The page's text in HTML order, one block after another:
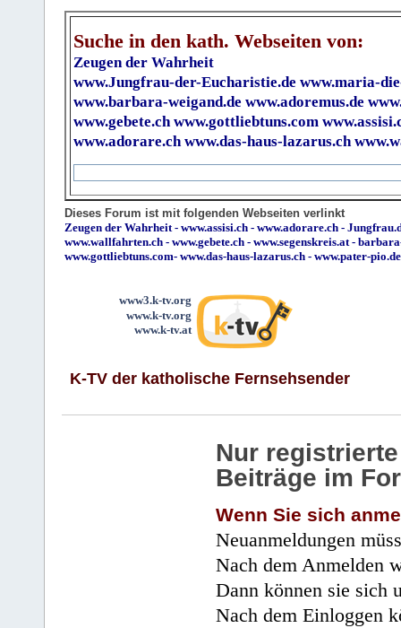
Suche in den kath. Webseiten von:
Zeugen der Wahrheit
www.Jungfrau-der-Eucharistie.de www.maria-
www.barbara-weigand.de www.adoremus.de
www.gebete.ch www.gottliebtuns.com
www.adorare.ch www.das-haus-lazarus.ch
Dieses Forum ist mit folgenden Webseiten verlinkt
Zeugen der Wahrheit- www.assisi.ch - www.adorare.ch -
www.wallfahrten.ch - www.gebete.ch - www.segenskreis.at-
www.gottliebtuns.com- www.das-haus-lazarus.ch - www.pater-pio.de
www3.k-tv.org
www.k-tv.org
www.k-tv.at
K-TV der katholische Fernsehsender
Nur
Beiträge im
Wenn Sie sich
Neuanmeldungen
Nach dem Anmelden
Dann können sie sich
Nach dem Einloggen